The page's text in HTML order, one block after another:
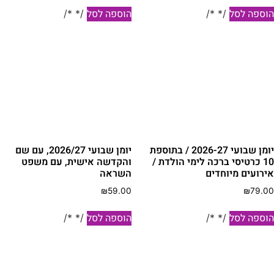
לסל /* */ הוספה לסל /* */
יומן שבועי 2026-27 / בתוספת
10 כרטיסי ברכה לימי הולדת /
מיוחדים
₪
לסל /* */
יומן שבועי 2026/27, עם שם
והקדשה אישית, עם משפט
השראה
₪59.00
הוספה לסל /* */